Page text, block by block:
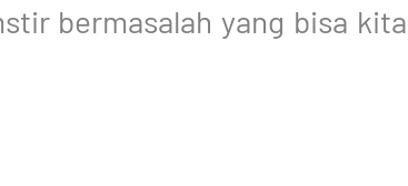
bermasalah yang bisa kita